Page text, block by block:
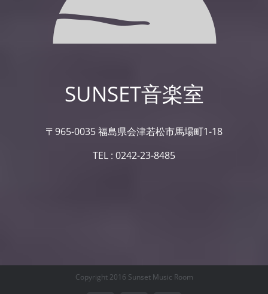
SUNSET音楽室
〒965-0035 福島県会津若松市馬場町1-18
TEL : 0242-23-8485
Copyright 2016 Sunset Music Room